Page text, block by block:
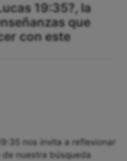
19:35?, la
que
con este
nos invita a reflexionar
nuestra búsqueda